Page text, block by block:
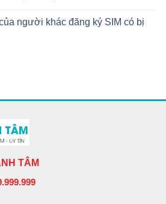
người khác đăng ký SIM có bị
TÂM